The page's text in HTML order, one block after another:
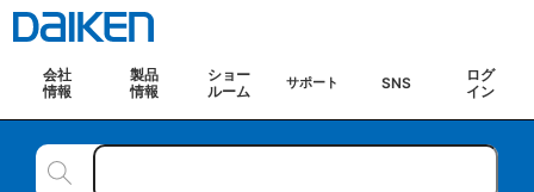
会社
情報
製品
情報
ショー
ルーム
サポート SNS
ログ
イン